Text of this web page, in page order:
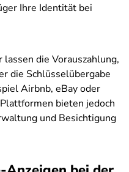
Ihre Identität bei
die Vorauszahlung,
die Schlüsselübergabe
Airbnb, eBay oder
bieten jedoch
und Besichtigung